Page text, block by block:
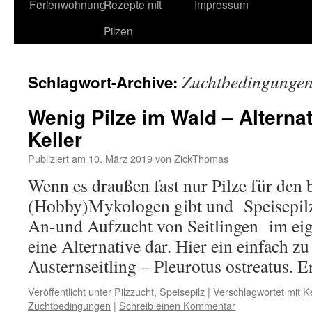
FerienwohnungRezepte mit
Pilzen
Impressum
Schlagwort-Archive:
Wenig Pilze im Wald –
Keller
Publiziert am 10. März 2019von ZickThomas
Wenn es draußen fast nur Pilze für den
(Hobby)Mykologen gibt und
An-und Aufzucht von Seitlingen im
eine Alternative dar. Hier ein einfach
Austernseitling – Pleurotus ostreatus.
Veröffentlicht unter Pilzzucht, Speisepilz | Verschlagwortet mit
Zuchtbedingungen | Schreib einen Kommentar